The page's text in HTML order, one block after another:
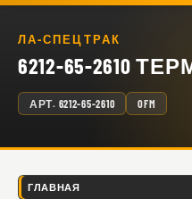
ЛА-СПЕЦТРАК
6212-65-2610
АРТ. 6212-65-2610 OFM
ГЛАВНАЯ